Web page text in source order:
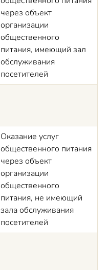
через объект
организации
общественного
питания, имеющий зал
обслуживания
посетителей
Оказание услуг
общественного питания
через объект
организации
общественного
питания, не имеющий
зала обслуживания
посетителей